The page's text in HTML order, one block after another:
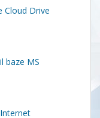
Cloud Drive
baze MS